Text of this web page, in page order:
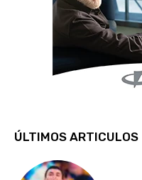
ÚLTIMOS ARTICULOS